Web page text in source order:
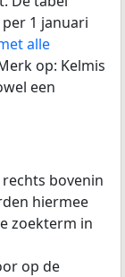
1 januari
alle
op: Kelmis
een
bovenin
hiermee
zoekterm in
op de